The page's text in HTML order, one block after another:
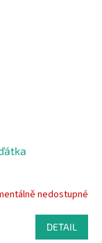
nedostupné
DETAIL